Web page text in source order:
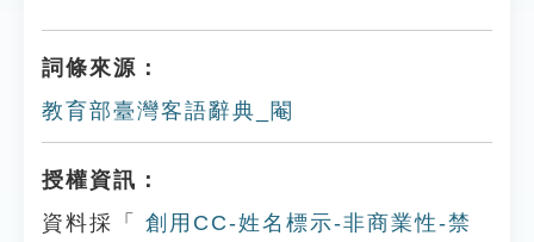
詞條來源：
教育部臺灣客語辭典_閹
授權資訊：
資料採「
創用CC-姓名標示-非商業性-禁